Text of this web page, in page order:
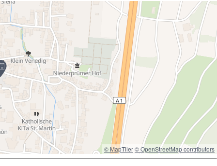
© MapTiler© OpenStreetMap contributors